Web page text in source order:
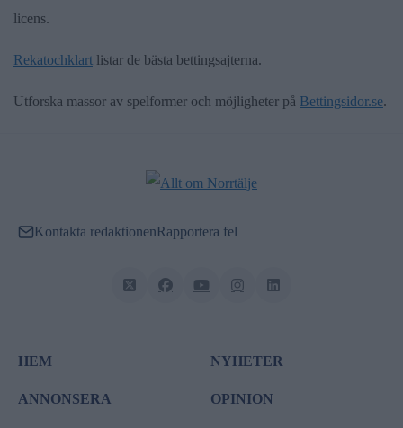
licens.
Rekatochklart listar de bästa bettingsajterna.
Utforska massor av spelformer och möjligheter på Bettingsidor.se.
Kontakta redaktionenRapportera fel
HEM
ANNONSERA
NYHETER
OPINION